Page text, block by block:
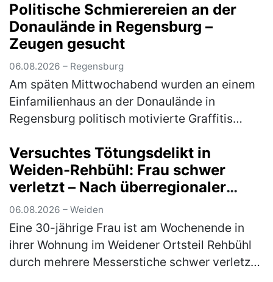
kam der alleinbeteiligte Pkw …(mehr)
Politische Schmierereien an der
Donaulände in Regensburg –
Zeugen gesucht
06.08.2026 – Regensburg
Am späten Mittwochabend wurden an einem
Einfamilienhaus an der Donaulände in
Regensburg politisch motivierte Graffitis
bereits ermittelt werden, eine weitere Per…
(mehr)
Versuchtes Tötungsdelikt in
Weiden-Rehbühl: Frau schwer
verletzt – Nach überregionaler
Fahndung Tatverdächtiger in
Thüringen gefasst
06.08.2026 – Weiden
Eine 30-jährige Frau ist am Wochenende in
ihrer Wohnung im Weidener Ortsteil Rehbühl
durch mehrere Messerstiche schwer verletzt